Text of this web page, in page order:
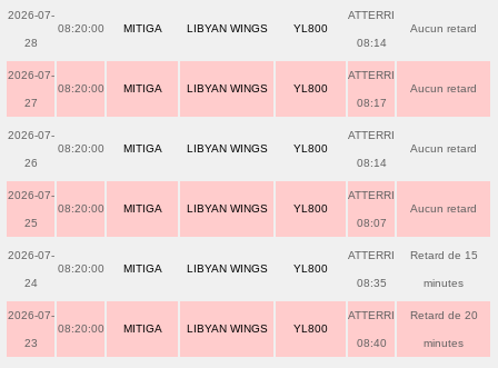
2026-07-
28
08:20:00 MITIGA LIBYAN WINGS YL800
ATTERRI
08:14
Aucun retard
2026-07-
27
08:20:00 MITIGA LIBYAN WINGS YL800
ATTERRI
08:17
Aucun retard
2026-07-
26
08:20:00 MITIGA LIBYAN WINGS YL800
ATTERRI
08:14
Aucun retard
2026-07-
25
08:20:00 MITIGA LIBYAN WINGS YL800
ATTERRI
08:07
Aucun retard
2026-07-
24
08:20:00 MITIGA LIBYAN WINGS YL800
ATTERRI
08:35
Retard de 15
minutes
2026-07-
23
08:20:00 MITIGA LIBYAN WINGS YL800
ATTERRI
08:40
Retard de 20
minutes